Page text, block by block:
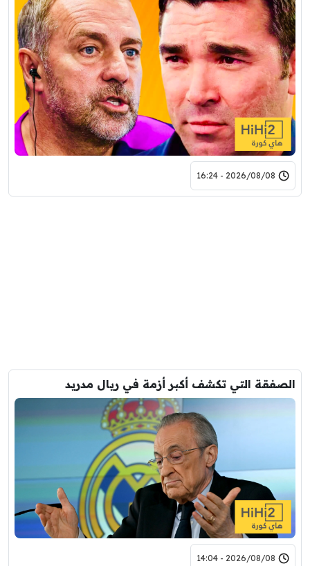
2026/08/08 - 16:24
الصفقة التي تكشف أكبر أزمة في ريال مدريد
2026/08/08 - 14:04